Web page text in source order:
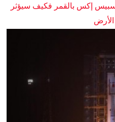
إكس بالقمر فكيف سيؤثر